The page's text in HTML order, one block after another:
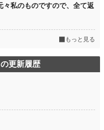
私のものですので、全て返
もっと見る
更新履歴